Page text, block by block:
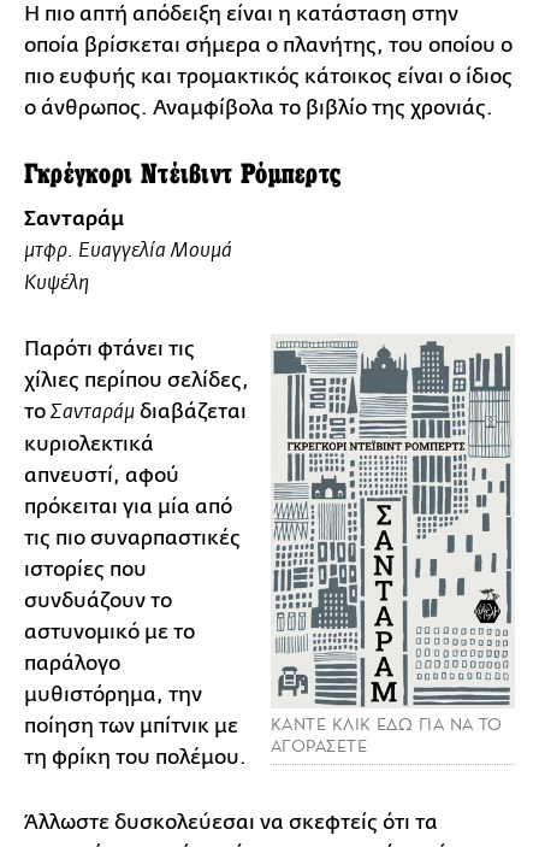
Η πιο απτή απόδειξη είναι η κατάσταση στην
οποία βρίσκεται σήμερα ο πλανήτης, του οποίου ο
πιο ευφυής και τρομακτικός κάτοικος είναι ο ίδιος
ο άνθρωπος. Αναμφίβολα το βιβλίο της χρονιάς.
Γκρέγκορι Ντέιβιντ Ρόμπερτς
Σανταράμ
μτφρ. Ευαγγελία Μουμά
Κυψέλη
ΚΑΝΤΕ ΚΛΙΚ ΕΔΩ ΓΙΑ ΝΑ ΤΟ
ΑΓΟΡΑΣΕΤΕ
Παρότι φτάνει τις
χίλιες περίπου σελίδες,
το Σανταράμ διαβάζεται
κυριολεκτικά
απνευστί, αφού
πρόκειται για μία από
τις πιο συναρπαστικές
ιστορίες που
συνδυάζουν το
αστυνομικό με το
παράλογο
μυθιστόρημα, την
ποίηση των μπίτνικ με
τη φρίκη του πολέμου.
Άλλωστε δυσκολεύεσαι να σκεφτείς ότι τα